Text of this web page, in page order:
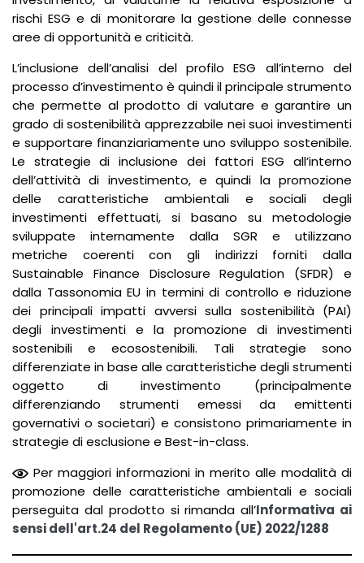
rischi ESG e di monitorare la gestione delle connesse
aree di opportunità e criticità.
L’inclusione dell’analisi del profilo ESG all’interno del
processo d’investimento è quindi il principale strumento
che permette al prodotto di valutare e garantire un
grado di sostenibilità apprezzabile nei suoi investimenti
e supportare finanziariamente uno sviluppo sostenibile.
Le strategie di inclusione dei fattori ESG all’interno
dell’attività di investimento, e quindi la promozione
delle caratteristiche ambientali e sociali degli
investimenti effettuati, si basano su metodologie
sviluppate internamente dalla SGR e utilizzano
metriche coerenti con gli indirizzi forniti dalla
Sustainable Finance Disclosure Regulation (SFDR) e
dalla Tassonomia EU in termini di controllo e riduzione
dei principali impatti avversi sulla sostenibilità (PAI)
degli investimenti e la promozione di investimenti
sostenibili e ecosostenibili. Tali strategie sono
differenziate in base alle caratteristiche degli strumenti
oggetto di investimento (principalmente
differenziando strumenti emessi da emittenti
governativi o societari) e consistono primariamente in
strategie di esclusione e Best-in-class.
Per maggiori informazioni in merito alle modalità di
promozione delle caratteristiche ambientali e sociali
perseguita dal prodotto si rimanda all’Informativa ai
sensi dell'art.24 del Regolamento (UE) 2022/1288